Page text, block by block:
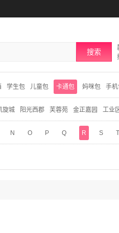
搜索
学生包 儿童包 卡通包 妈咪包 手
旋城 阳光西郡 芙蓉苑 金正嘉园 工业
N O P Q R S T